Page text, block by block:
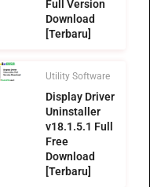
Full Version
Download
[Terbaru]
Utility Software
Display Driver
Uninstaller
v18.1.5.1 Full
Free
Download
[Terbaru]